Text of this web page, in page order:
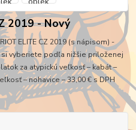
2019 - Nový
ELITE CZ 2019 (s nápisom) -
si vyberiete podľa nižšie priloženej
za atypickú veľkosť – kabát –
– nohavice – 33,00 € s DPH